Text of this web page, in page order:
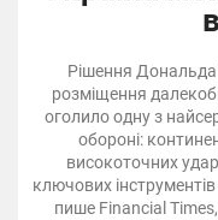
Рішення
розміщення
оголило одну з
обороні:
високоточних
ключових
пише Financial